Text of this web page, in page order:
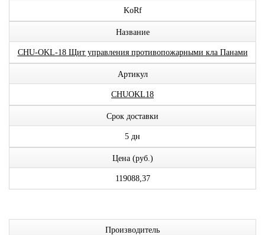
KoRf
Название
CHU-OKL-18 Щит управления противопожарными кла Панами
Артикул
CHUOKL18
Срок доставки
5 дн
Цена (руб.)
119088,37
Производитель